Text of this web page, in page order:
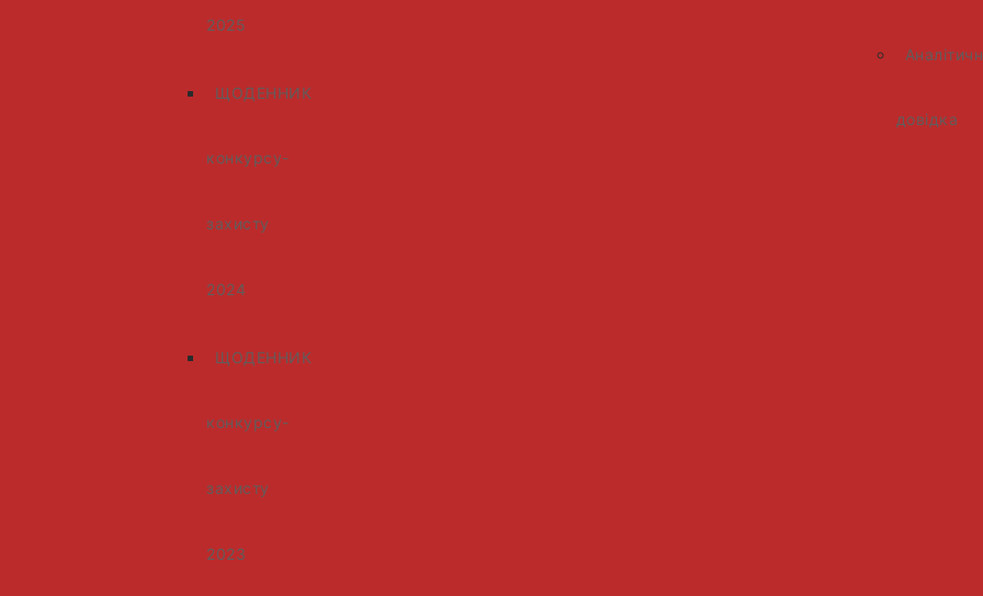
2025
ЩОДЕННИК
конкурсу-
захисту
2024
ЩОДЕННИК
конкурсу-
захисту
2023
довідка